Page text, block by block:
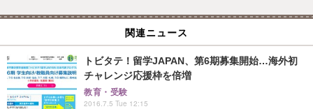
関連ニュース
トビタテ！留学JAPAN、第6期募集開始…海外初
チャレンジ応援枠を倍増
教育・受験
2016.7.5 Tue 12:15